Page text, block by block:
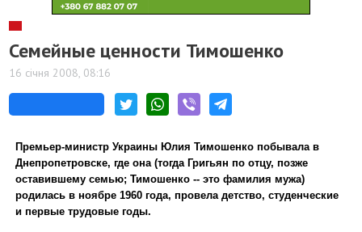
Семейные ценности Тимошенко
16 січня 2008, 08:16
Премьер-министр Украины Юлия Тимошенко побывала в
Днепропетровске, где она (тогда Григьян по отцу, позже
оставившему семью; Тимошенко -- это фамилия мужа)
родилась в ноябре 1960 года, провела детство, студенческие
и первые трудовые годы.